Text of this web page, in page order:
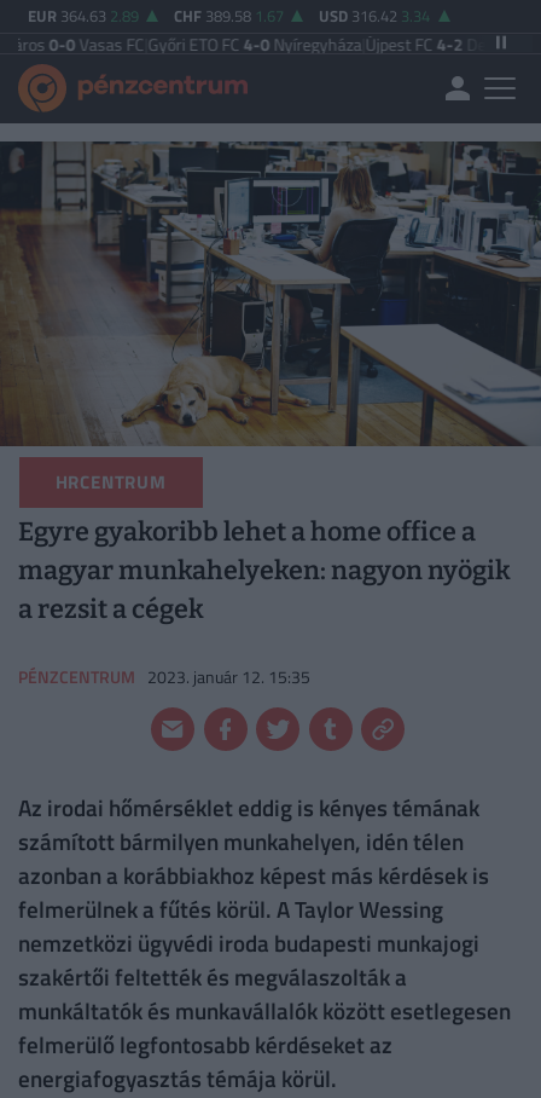
EUR 364.63 2.89 CHF 389.58 1.67 USD 316.42 3.34
Vasas FC|Győri ETO FC4-0Nyíregyháza|Újpest FC4-2Debreceni VSC |
HRCENTRUM
Egyre gyakoribb lehet a home office a
magyar munkahelyeken: nagyon nyögik
a rezsit a cégek
PÉNZCENTRUM 2023. január 12. 15:35
Az irodai hőmérséklet eddig is kényes témának
számított bármilyen munkahelyen, idén télen
azonban a korábbiakhoz képest más kérdések is
felmerülnek a fűtés körül. A Taylor Wessing
nemzetközi ügyvédi iroda budapesti munkajogi
szakértői feltették és megválaszolták a
munkáltatók és munkavállalók között esetlegesen
felmerülő legfontosabb kérdéseket az
energiafogyasztás témája körül.